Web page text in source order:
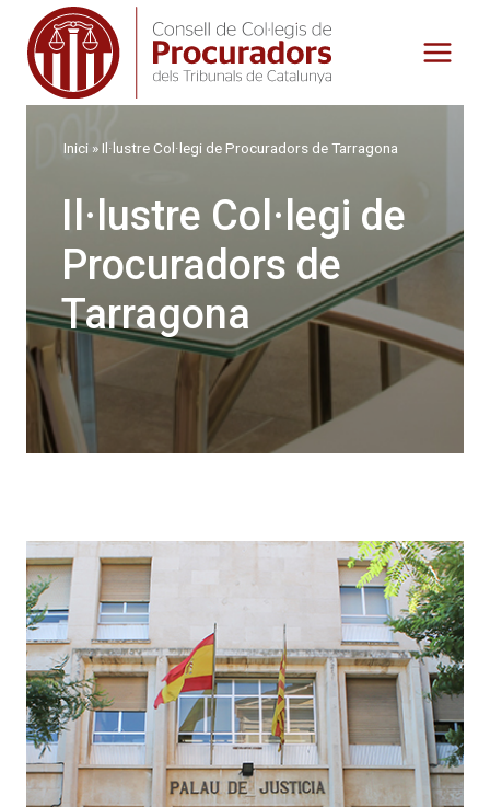
contingut
Inici »Il·lustre Col·legi de Procuradors de Tarragona
Il·lustre Col·legi de
Procuradors de
Tarragona